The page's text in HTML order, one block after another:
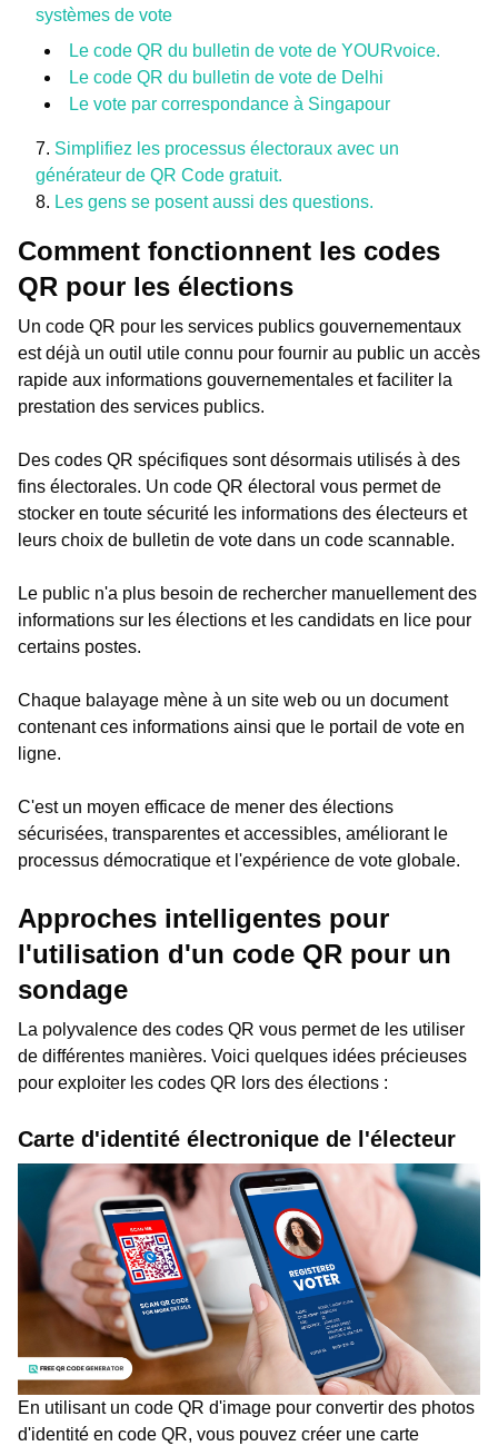
systèmes de vote
Le code QR du bulletin de vote de YOURvoice.
Le code QR du bulletin de vote de Delhi
Le vote par correspondance à Singapour
Simplifiez les processus électoraux avec un
générateur de QR Code gratuit.
Les gens se posent aussi des questions.
Comment fonctionnent les codes
QR pour les élections
Un code QR pour les services publics gouvernementaux
est déjà un outil utile connu pour fournir au public un accès
rapide aux informations gouvernementales et faciliter la
prestation des services publics.
Des codes QR spécifiques sont désormais utilisés à des
fins électorales. Un code QR électoral vous permet de
stocker en toute sécurité les informations des électeurs et
leurs choix de bulletin de vote dans un code scannable.
Le public n'a plus besoin de rechercher manuellement des
informations sur les élections et les candidats en lice pour
certains postes.
Chaque balayage mène à un site web ou un document
contenant ces informations ainsi que le portail de vote en
ligne.
C'est un moyen efficace de mener des élections
sécurisées, transparentes et accessibles, améliorant le
processus démocratique et l'expérience de vote globale.
Approches intelligentes pour
l'utilisation d'un code QR pour un
sondage
La polyvalence des codes QR vous permet de les utiliser
de différentes manières. Voici quelques idées précieuses
pour exploiter les codes QR lors des élections :
Carte d'identité électronique de l'électeur
En utilisant un code QR d'image pour convertir des photos
d'identité en code QR, vous pouvez créer une carte